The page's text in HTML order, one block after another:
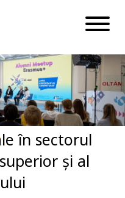
în sectorul
și al